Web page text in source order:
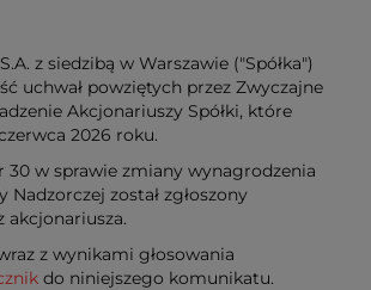
z siedzibą w Warszawie ("Spółka")
uchwał powziętych przez Zwyczajne
Akcjonariuszy Spółki, które
2026 roku.
30 w sprawie zmiany wynagrodzenia
Nadzorczej został zgłoszony
akcjonariusza.
z wynikami głosowania
do niniejszego komunikatu.